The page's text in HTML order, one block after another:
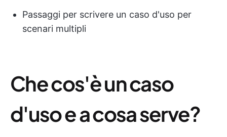
Passaggi per scrivere un caso d'uso per
scenari multipli
Che cos'è un caso
d'uso e a cosa serve?